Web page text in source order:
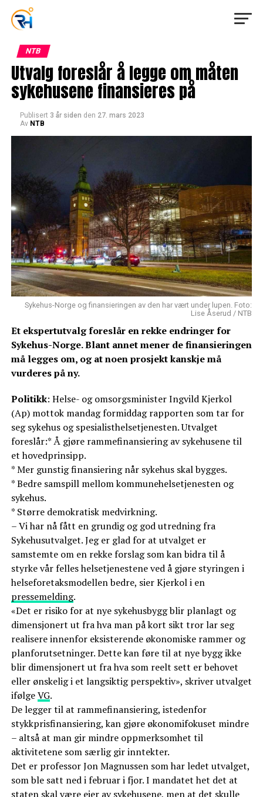
NTB
Utvalg foreslår å legge om måten
sykehusene finansieres på
Publisert 3 år siden den 27. mars 2023
Av NTB
Sykehus-Norge og finansieringen av den har vært under lupen. Foto:
Lise Åserud / NTB
Et ekspertutvalg foreslår en rekke endringer for
Sykehus-Norge. Blant annet mener de finansieringen
må legges om, og at noen prosjekt kanskje må
vurderes på ny.
Politikk: Helse- og omsorgsminister Ingvild Kjerkol
(Ap) mottok mandag formiddag rapporten som tar for
seg sykehus og spesialisthelsetjenesten. Utvalget
foreslår:* Å gjøre rammefinansiering av sykehusene til
et hovedprinsipp.
* Mer gunstig finansiering når sykehus skal bygges.
* Bedre samspill mellom kommunehelsetjenesten og
sykehus.
* Større demokratisk medvirkning.
– Vi har nå fått en grundig og god utredning fra
Sykehusutvalget. Jeg er glad for at utvalget er
samstemte om en rekke forslag som kan bidra til å
styrke vår felles helsetjenestene ved å gjøre styringen i
helseforetaksmodellen bedre, sier Kjerkol i en
pressemelding.
«Det er risiko for at nye sykehusbygg blir planlagt og
dimensjonert ut fra hva man på kort sikt tror lar seg
realisere innenfor eksisterende økonomiske rammer og
planforutsetninger. Dette kan føre til at nye bygg ikke
blir dimensjonert ut fra hva som reelt sett er behovet
eller ønskelig i et langsiktig perspektiv», skriver utvalget
ifølgeVG.
De legger til at rammefinansiering, istedenfor
stykkprisfinansiering, kan gjøre økonomifokuset mindre
– altså at man gir mindre oppmerksomhet til
aktivitetene som særlig gir inntekter.
Det er professor Jon Magnussen som har ledet utvalget,
som ble satt ned i februar i fjor. I mandatet het det at
staten skal være eier av sykehusene, men at det skulle